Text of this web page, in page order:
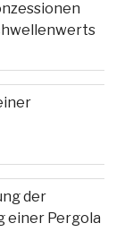
der
einer Pergola